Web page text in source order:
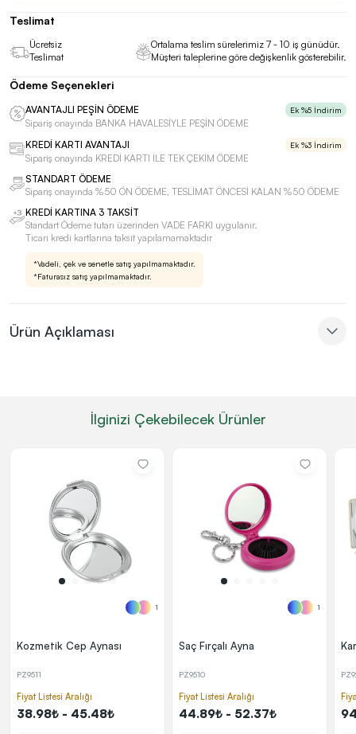
Ürün Açıklaması
Teslimat
Ücretsiz
Teslimat
Ortalama teslim sürelerimiz 7 - 10 iş günüdür.
Müşteri taleplerine göre değişkenlik gösterebilir.
Ödeme Seçenekleri
AVANTAJLI PEŞİN ÖDEME Ek %5 İndirim
Sipariş onayında BANKA HAVALESİYLE PEŞİN ÖDEME
KREDİ KARTI AVANTAJI
Ek %3 İndirim
Sipariş onayında KREDİ KARTI İLE TEK ÇEKİM ÖDEME
STANDART ÖDEME
Sipariş onayında %50 ÖN ÖDEME, TESLİMAT ÖNCESİ KALAN %50 ÖDEME
KREDİ KARTINA 3 TAKSİT
Standart Ödeme tutarı üzerinden VADE FARKI uygulanır.
Ticari kredi kartlarına taksit yapılamamaktadır
*Vadeli, çek ve senetle satış yapılmamaktadır.
*Faturasız satış yapılmamaktadır.
İlginizi Çekebilecek Ürünler
1
Kozmetik Cep Aynası
PZ9511
Fiyat Listesi Aralığı
38.98₺ - 45.48₺
1
Saç Fırçalı Ayna
PZ9510
Fiyat Listesi Aralığı
44.89₺ - 52.37₺